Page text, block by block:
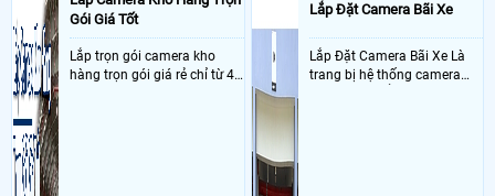
Gói Giá Tốt
Lắp trọn gói camera kho
hàng trọn gói giá rẻ chỉ từ 4
Lắp Đặt Camera Bãi Xe
Lắp Đặt Camera Bãi Xe Là
trang bị hệ thống camera